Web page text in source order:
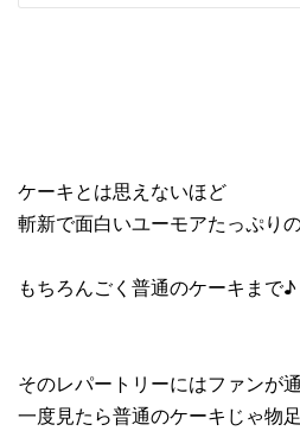
ケーキとは思えないほど
斬新で面白いユーモアたっぷり
もちろんごく普通のケーキまで♪
そのレパートリーにはファンが
一度見たら普通のケーキじゃ物